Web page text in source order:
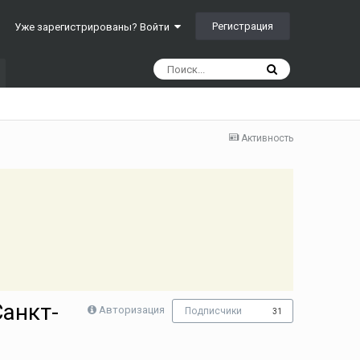
Уже зарегистрированы? Войти Регистрация
Активность
Авторизация Подписчики 31